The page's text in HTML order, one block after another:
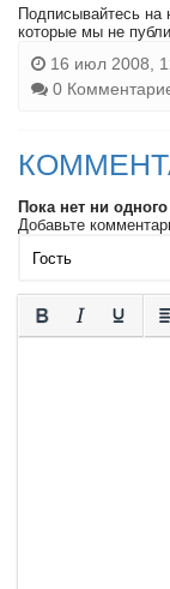
Подписывайтесь на
которые мы не
16 июл 2008,
0
Пока нет ни
Добавьте